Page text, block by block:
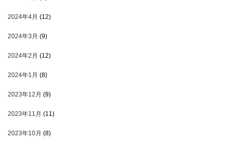
2024年4月 (12)
2024年3月 (9)
2024年2月 (12)
2024年1月 (8)
2023年12月 (9)
2023年11月 (11)
2023年10月 (8)